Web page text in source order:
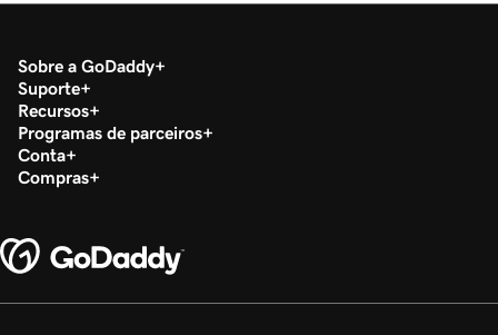
Sobre a GoDaddy
Suporte
Recursos
Programas de parceiros
Conta
Compras